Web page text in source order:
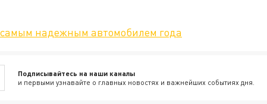
надежным автомобилем года
Подписывайтесь на наши каналы
и первыми узнавайте о главных новостях и важнейших событиях дня.